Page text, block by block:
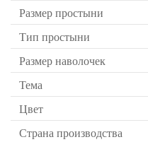
Размер простыни
Тип простыни
Размер наволочек
Тема
Цвет
Страна производства